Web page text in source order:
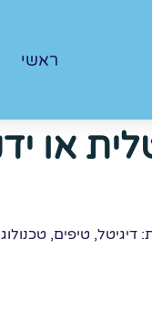
ראשי
או
דיגיטל, טיפים,